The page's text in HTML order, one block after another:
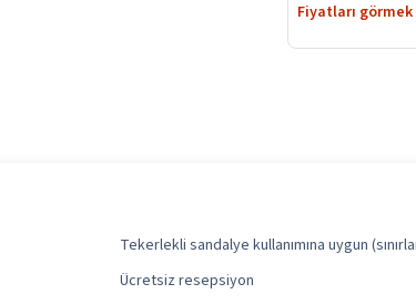
Fiyatları
Tekerlekli sandalye kullanımına uygun
Ücretsiz resepsiyon